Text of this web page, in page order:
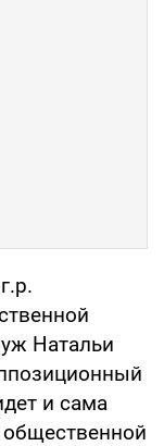
Натальи
и сама